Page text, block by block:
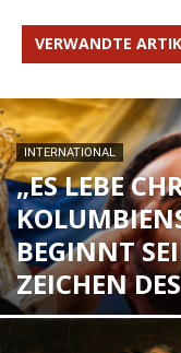
VERWANDTE
INTERNATIONAL
„ES LEBE
BEGINNT
ZEICHEN